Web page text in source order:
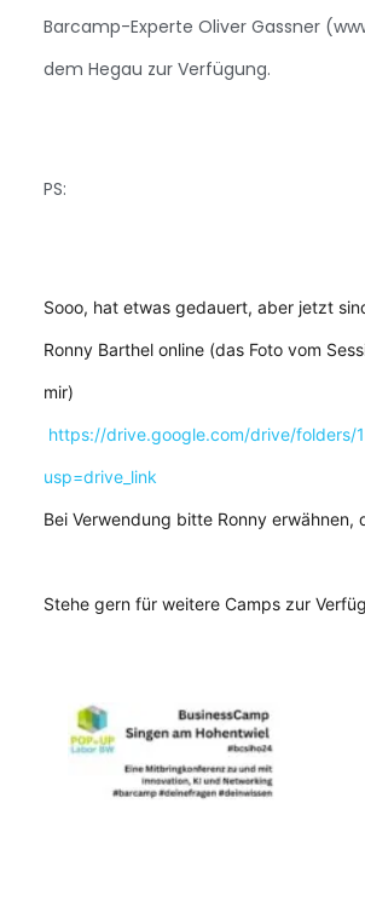
Barcamp-Experte Oliver Gassner
dem Hegau zur Verfügung.
PS:
Sooo, hat etwas gedauert, aber jetzt
Ronny Barthel online (das Foto vom
mir)
https://drive.google.com/drive/folders/
usp=drive_link
Bei Verwendung bitte Ronny erwähnen,
Stehe gern für weitere Camps zur